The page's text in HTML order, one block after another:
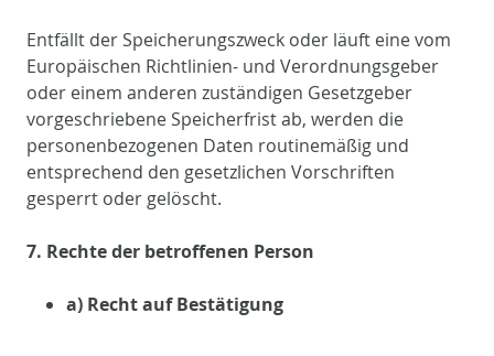
Entfällt der Speicherungszweck oder läuft eine vom
Europäischen Richtlinien- und Verordnungsgeber
oder einem anderen zuständigen Gesetzgeber
vorgeschriebene Speicherfrist ab, werden die
personenbezogenen Daten routinemäßig und
entsprechend den gesetzlichen Vorschriften
gesperrt oder gelöscht.
7. Rechte der betroffenen Person
a) Recht auf Bestätigung